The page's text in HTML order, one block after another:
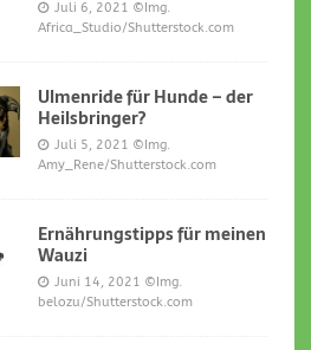
DIES UND DAS
nw.de
SPORT
– OP-
Juli 6, 2021 ©Img.
Africa_Studio/Shutterstock.com
Ulmenride für Hunde – der
Heilsbringer?
Juli 5, 2021 ©Img.
Amy_Rene/Shutterstock.com
Ernährungstipps für meinen
Wauzi
Juni 14, 2021 ©Img.
belozu/Shutterstock.com